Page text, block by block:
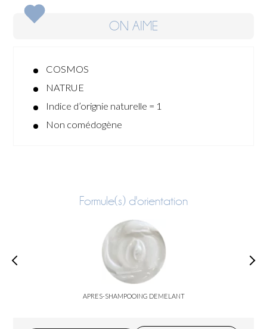
ON AIME
COSMOS
NATRUE
Indice d’orignie naturelle = 1
Non comédogène
Formule(s) d'orientation
APRES-SHAMPOOING DEMELANT